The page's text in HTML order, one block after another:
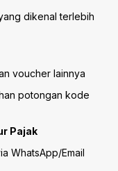
dikenal terlebih
voucher lainnya
potongan kode
Pajak
WhatsApp/Email